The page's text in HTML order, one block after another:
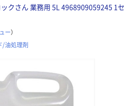
クさん 業務用 5L 4968909059245 1セ
ー）
/油処理剤